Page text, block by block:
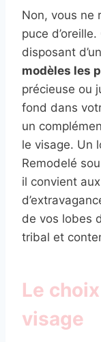
Non, vous ne
puce
disposant
modèles les
précieuse ou
fond dans
un
le visage. Un
Remodelé
il convient
de vos lobes
tribal et
Le
visage